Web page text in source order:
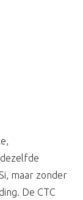
maar zonder
De CTC